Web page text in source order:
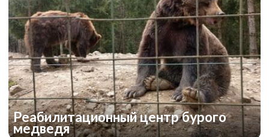
Реабилитационный центр бурого
медведя